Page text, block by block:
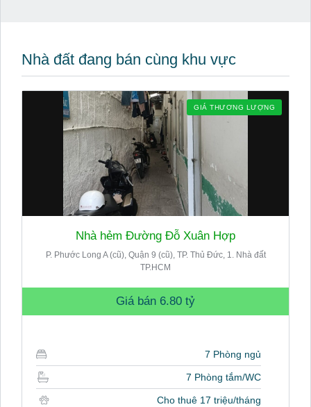
Nhà đất đang bán cùng khu vực
GIÁ THƯƠNG LƯỢNG
Nhà hẻm Đường Đỗ Xuân Hợp
P. Phước Long A (cũ), Quận 9 (cũ), TP. Thủ Đức, 1. Nhà đất
TP.HCM
Giá bán 6.80 tỷ
7 Phòng ngủ
7 Phòng tắm/WC
Cho thuê 17 triệu/tháng